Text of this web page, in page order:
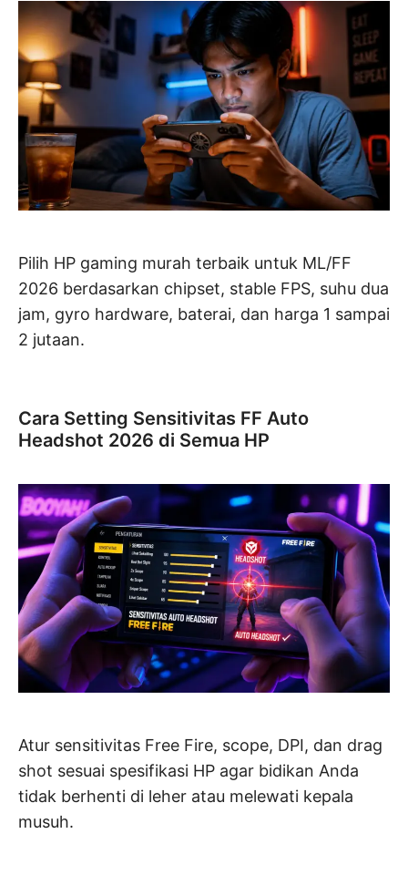
Pilih HP gaming murah terbaik untuk ML/FF
2026 berdasarkan chipset, stable FPS, suhu dua
jam, gyro hardware, baterai, dan harga 1 sampai
2 jutaan.
Cara Setting Sensitivitas FF Auto
Headshot 2026 di Semua HP
Atur sensitivitas Free Fire, scope, DPI, dan drag
shot sesuai spesifikasi HP agar bidikan Anda
tidak berhenti di leher atau melewati kepala
musuh.